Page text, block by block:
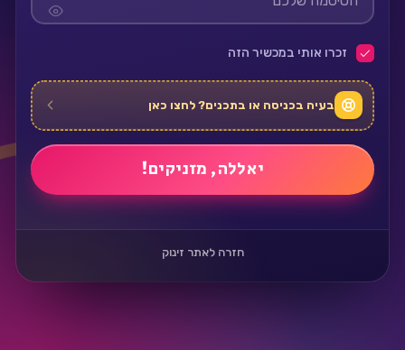
זכרו אותי במכשיר הזה
בעיה בכניסה או בתכנים? לחצו כאן
חזרה לאתר זינוק